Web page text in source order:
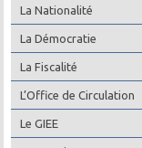
La Nationalité
La Démocratie
La Fiscalité
L’Office de Circulation
Le GIEE